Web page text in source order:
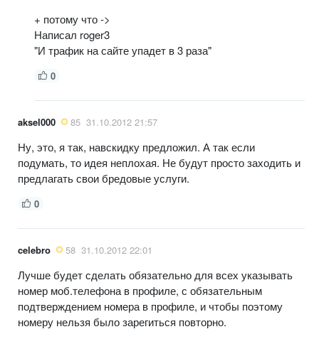
+ потому что ->
Написал roger3
"И трафик на сайте упадет в 3 раза"
0
aksel000 85 31.10.2012 21:57
Ну, это, я так, навскидку предложил. А так если
подумать, то идея неплохая. Не будут просто заходить и
предлагать свои бредовые услуги.
0
celebro 58 31.10.2012 22:01
Лучше будет сделать обязательно для всех указывать
номер моб.телефона в профиле, с обязательным
подтверждением номера в профиле, и чтобы поэтому
номеру нельзя было зарегиться повторно.